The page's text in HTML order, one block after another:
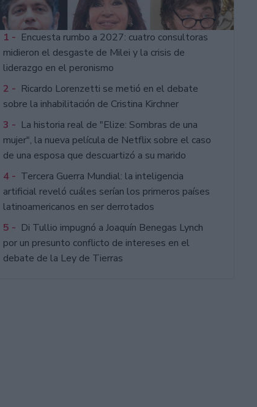
1 - Encuesta rumbo a 2027: cuatro consultoras
midieron el desgaste de Milei y la crisis de
liderazgo en el peronismo
2 - Ricardo Lorenzetti se metió en el debate
sobre la inhabilitación de Cristina Kirchner
3 - La historia real de "Elize: Sombras de una
mujer", la nueva película de Netflix sobre el caso
de una esposa que descuartizó a su marido
4 - Tercera Guerra Mundial: la inteligencia
artificial reveló cuáles serían los primeros países
latinoamericanos en ser derrotados
5 - Di Tullio impugnó a Joaquín Benegas Lynch
por un presunto conflicto de intereses en el
debate de la Ley de Tierras